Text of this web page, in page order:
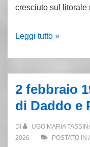
cresciuto sul
3.2.81:
uomo
di
Cutolo
nella
Leggi tutto »
2 febbraio
di Daddo e
DI UGO MARIA
2026
POSTATO IN